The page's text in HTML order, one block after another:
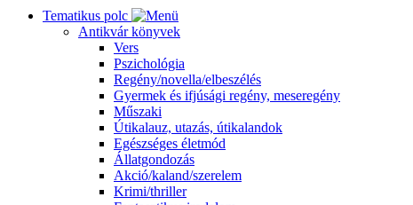
Tematikus polc
Antikvár könyvek
Vers
Pszichológia
Regény/novella/elbeszélés
Gyermek és ifjúsági regény, meseregény
Műszaki
Útikalauz, utazás, útikalandok
Egészséges életmód
Állatgondozás
Akció/kaland/szerelem
Krimi/thriller